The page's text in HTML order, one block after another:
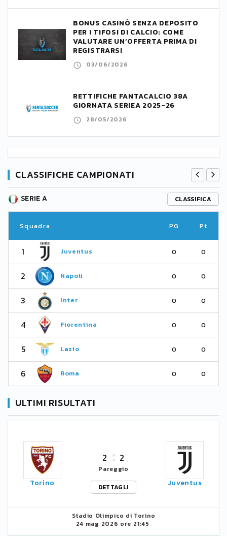
BONUS CASINÒ SENZA DEPOSITO
PER I TIFOSI DI CALCIO: COME
VALUTARE UN’OFFERTA PRIMA DI
REGISTRARSI
03/06/2026
RETTIFICHE FANTACALCIO 38A
GIORNATA SERIEA 2025-26
28/05/2026
CLASSIFICHE CAMPIONATI
SERIE A CLASSIFICA
Squadra PG Pt
1 Juventus 0 0
2 Napoli 0 0
3 Inter 0 0
4 Fiorentina 0 0
5 Lazio 0 0
6 Roma 0 0
ULTIMI RISULTATI
Torino
2 2
Pareggio
DETTAGLI
Juventus
Stadio Olimpico di Torino
24 mag 2026 ore 21:45